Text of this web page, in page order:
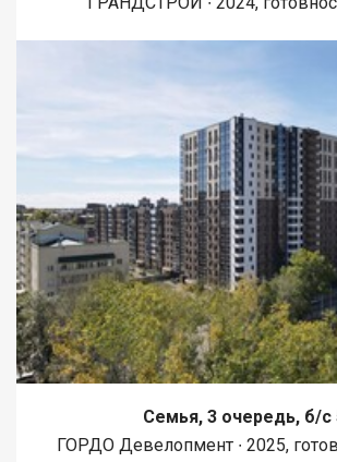
Семья, 3 очередь, б/с
ГОРДО Девелопмент ∙ 2025,